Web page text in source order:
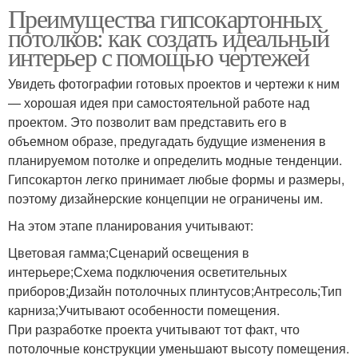
Преимущества гипсокартонных
потолков: как создать идеальный
интерьер с помощью чертежей
Увидеть фотографии готовых проектов и чертежи к ним
— хорошая идея при самостоятельной работе над
проектом. Это позволит вам представить его в
объемном образе, предугадать будущие изменения в
планируемом потолке и определить модные тенденции.
Гипсокартон легко принимает любые формы и размеры,
поэтому дизайнерские концепции не ограничены им.
На этом этапе планирования учитывают:
Цветовая гамма;Сценарий освещения в
интерьере;Схема подключения осветительных
приборов;Дизайн потолочных плинтусов;Антресоль;Тип
карниза;Учитывают особенности помещения.
При разработке проекта учитывают тот факт, что
потолочные конструкции уменьшают высоту помещения.